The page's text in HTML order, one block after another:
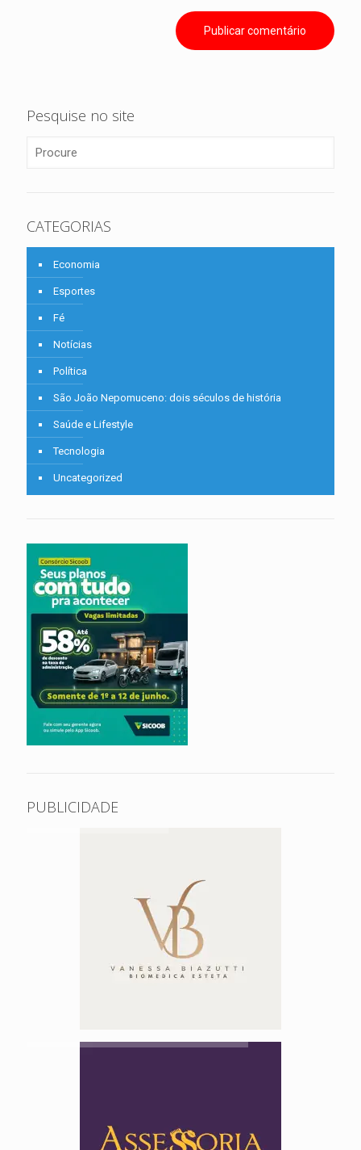
Pesquise no site
CATEGORIAS
Economia
Esportes
Fé
Notícias
Política
São João Nepomuceno: dois séculos de história
Saúde e Lifestyle
Tecnologia
Uncategorized
PUBLICIDADE